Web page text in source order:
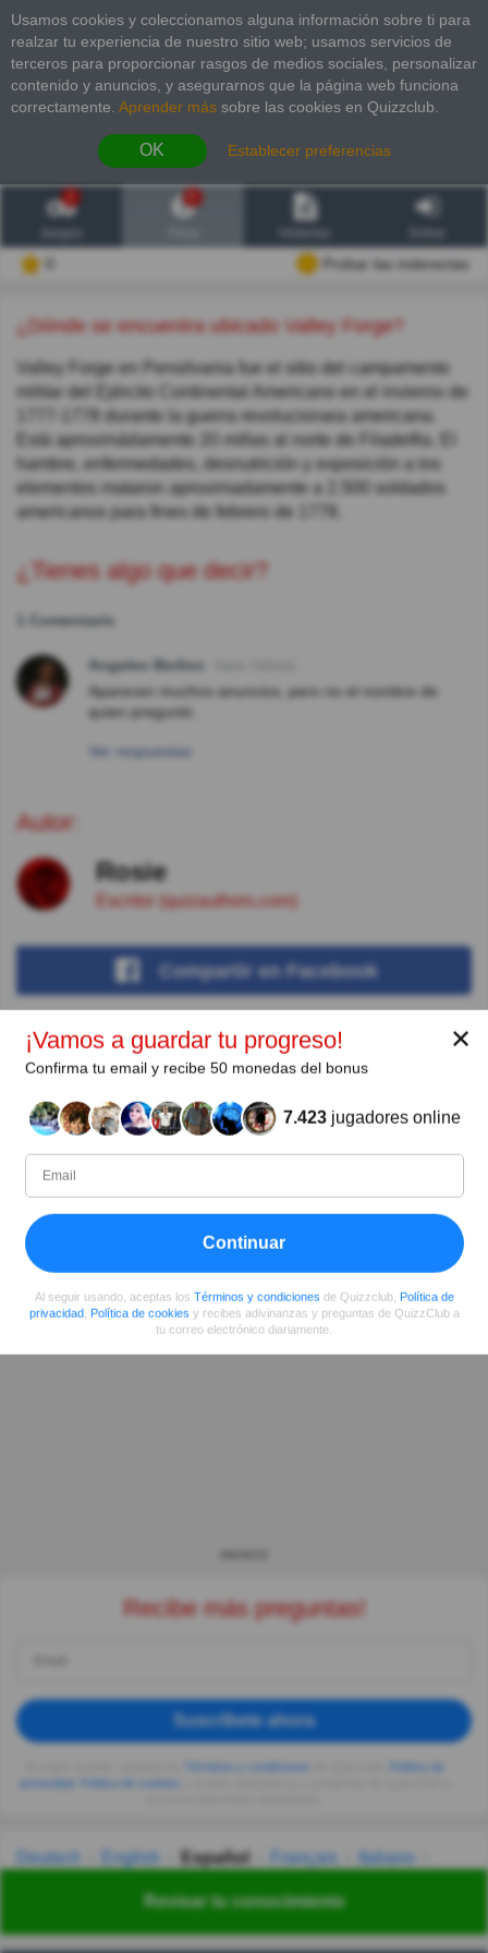
Usamos cookies y coleccionamos alguna información sobre ti para
realzar tu experiencia de nuestro sitio web; usamos servicios de
terceros para proporcionar rasgos de medios sociales, personalizar
contenido y anuncios, y asegurarnos que la página web funciona
correctamente. Aprender más sobre las cookies en Quizzclub.
OK Establecer preferencias
2
Probar las inderectas
¿Dónde se encuentra ubicado Valley Forge?
Valley Forge en Pensilvania fue el sitio del campamento
militar del Ejército Continental Americano en el invierno de
1777-1778 durante la guerra revolucionara americana.
Está aproximádamente 20 millas al norte de Filadelfia. El
hambre, enfermedades, desnutrición y exposición a los
elementos mataron aproximadamente a 2.500 soldados
americanos para fines de febrero de 1778.
Revisar tu conocimiento
¿Tienes algo que decir?
1 Comentario
Angeles Berlioz
Aparecen muchos anuncios, pero no el nombre de
quien preguntó.
Ver respuestas
Autor:
Rosie
Escritor (quizauthors.com)
Compartir en Facebook
Recibe más preguntas!
Suscríbete ahora
Deutsch English Español Français
Italiano
Українська हिन्दी 한국어 汉语
✕
¡Vamos a guardar tu progreso!
Confirma tu email y recibe 50 monedas del bonus
7.423 jugadores online
Continuar
Al seguir usando, aceptas los Términos y condiciones de Quizzclub, Política de
privacidad, Política de cookies y recibes adivinanzas y preguntas de QuizzClub a
tu correo electrónico diariamente.